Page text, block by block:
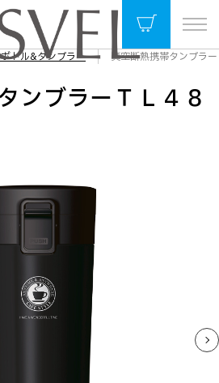
トル&タンブラー
真空断熱携帯タンブラ
ンブラーＴＬ４８